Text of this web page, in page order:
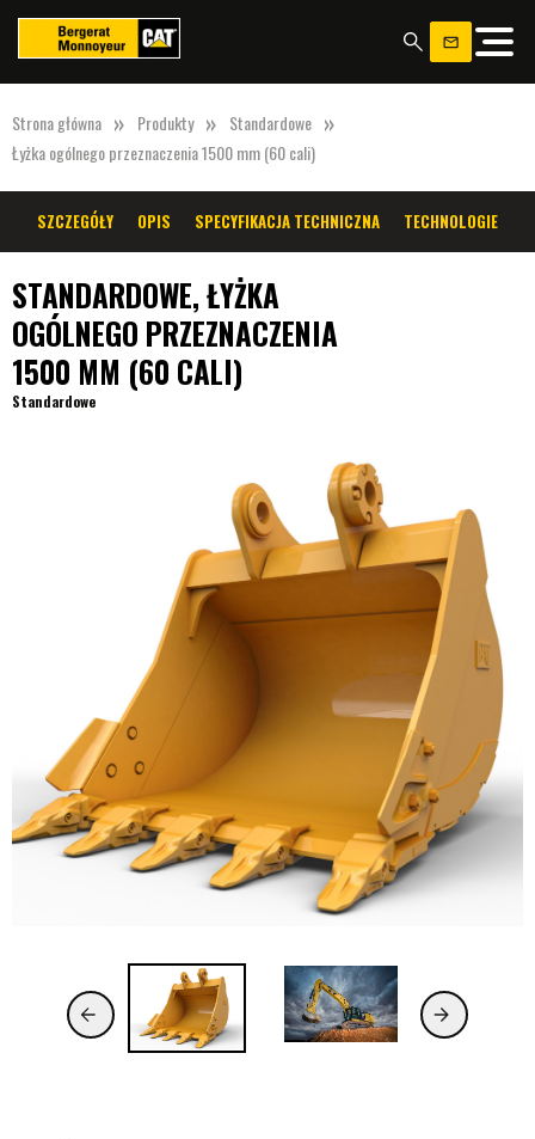
Strona główna » Produkty » Standardowe »
Łyżka ogólnego przeznaczenia 1500 mm (60 cali)
SZCZEGÓŁY OPIS SPECYFIKACJA TECHNICZNA TECHNOLOGIE
STANDARDOWE, ŁYŻKA
OGÓLNEGO PRZEZNACZENIA
1500 MM (60 CALI)
Standardowe